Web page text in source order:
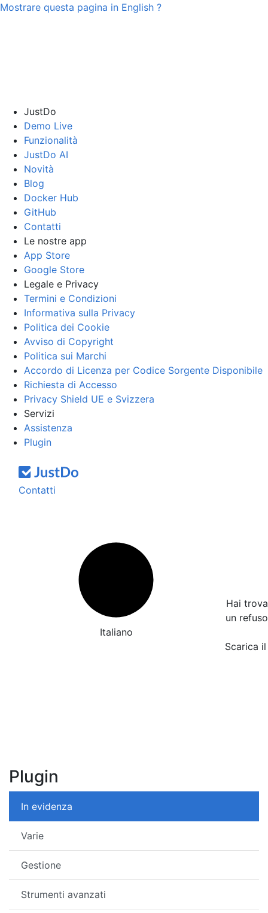
Mostrare questa pagina in English ?
JustDo
Demo Live
Funzionalità
JustDo AI
Novità
Blog
Docker Hub
GitHub
Contatti
Le nostre app
App Store
Google Store
Legale e Privacy
Termini e Condizioni
Informativa sulla Privacy
Politica dei Cookie
Avviso di Copyright
Politica sui Marchi
Accordo di Licenza per Codice Sorgente Disponibile
Richiesta di Accesso
Privacy Shield UE e Svizzera
Servizi
Assistenza
Plugin
Contatti
Italiano
Hai
un
Scarica
Plugin
In evidenza
Varie
Gestione
Strumenti avanzati